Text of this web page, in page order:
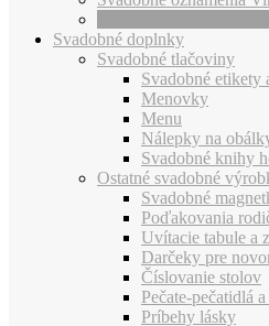
Svadobné doplnky
Svadobné tlačoviny
Svadobné etikety
Menovky
Menu
Nálepky na
Svadobné knihy
Ostatné svadobné
Svadobné
Poďakovania
Uvítacie tabule a
Darčeky pre
Číslovanie stolov
Pečate-pečatidlá
Príbehy lásky